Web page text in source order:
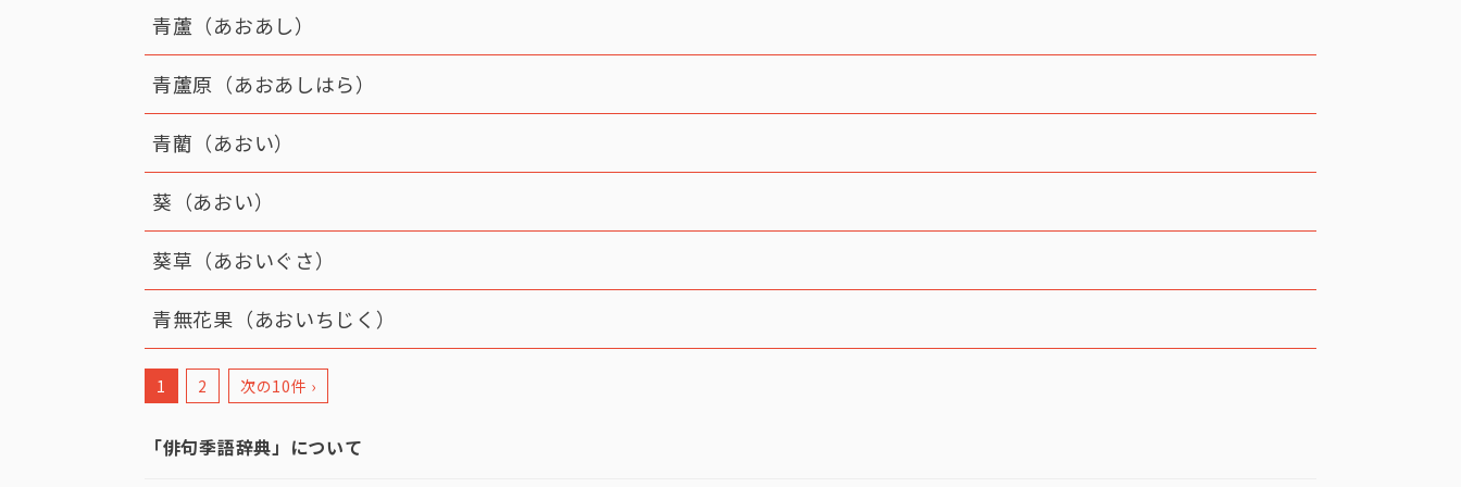
青蘆（あおあし）
青蘆原（あおあしはら）
青藺（あおい）
葵（あおい）
葵草（あおいぐさ）
青無花果（あおいちじく）
1 2 次の10件 ›
「俳句季語辞典」について